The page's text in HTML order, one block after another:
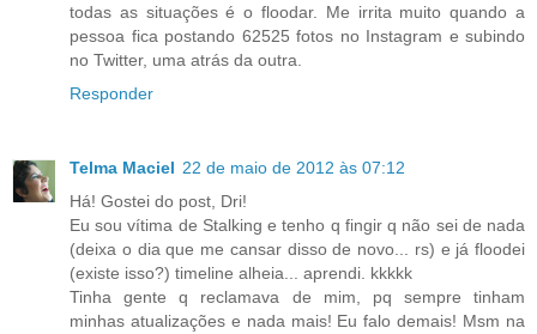
todas as situações é o floodar. Me irrita muito quando a
pessoa fica postando 62525 fotos no Instagram e subindo
no Twitter, uma atrás da outra.
Responder
Telma Maciel 22 de maio de 2012 às 07:12
Há! Gostei do post, Dri!
Eu sou vítima de Stalking e tenho q fingir q não sei de nada
(deixa o dia que me cansar disso de novo... rs) e já floodei
(existe isso?) timeline alheia... aprendi. kkkkk
Tinha gente q reclamava de mim, pq sempre tinham
minhas atualizações e nada mais! Eu falo demais! Msm na